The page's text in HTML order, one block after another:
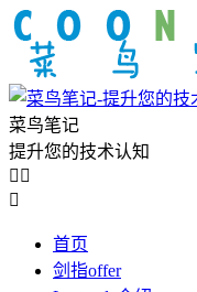
菜鸟笔记
提升您的技术认知
 

首页
剑指offer